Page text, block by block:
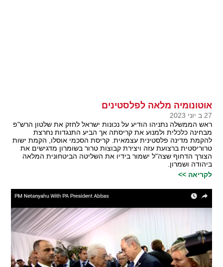
אוטונומיה מלאה לפלסטינים
27 ב יוני 2023
ראש הממשלה נתניהו הודיע על נכונות ישראל לחזק את שלטון הרש"פ
מבחינה כלכלית ולמנוע את קריסתה אך הביע התנגדות נחרצת
להקמת מדינה פלסטינית עצמאית. קריסת הסכמי אוסלו, הקמת ישות
טרוריסטית ברצועת עזה ויצירת קבוצות טרור בשומרון מדגישים את
הצורך הדחוף שצה"ל ישמור בידיו את השליטה הביטחונית המלאה
ביהודה ושמרון.
לקריאה >>